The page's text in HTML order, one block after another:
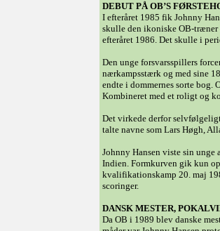
DEBUT PÅ OB’S
I efteråret 1985 fik Johnny
skulle den ikoniske OB-træner
efteråret 1986. Det skulle i
Den unge forsvarsspillers
nærkampsstærk og med sine
endte i dommernes sorte bog.
Kombineret med et roligt og
Det virkede derfor
talte navne som Lars Høgh,
Johnny Hansen viste sin
Indien. Formkurven gik kun
kvalifikationskamp 20. maj
scoringer.
DANSK MESTER,
Da OB i 1989 blev danske